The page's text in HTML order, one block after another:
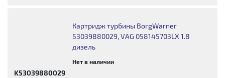
K53039880029
Картридж турбины BorgWarner
53039880029, VAG 058145703LX 1.8
дизель
Нет в наличии